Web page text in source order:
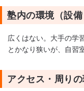
塾内の環境（設
広くはない。大手の学
とかなり狭いが、自習
アクセス・周り